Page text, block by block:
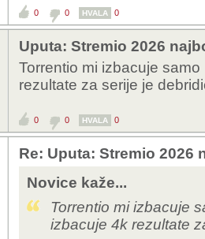
0 0 HVALA 0
Uputa: Stremio 2026
Torrentio mi izbacuje
rezultate za serije je
0 0 HVALA 0
Re: Uputa: Stremio 2026
Novice kaže...
Torrentio mi izbacuje
izbacuje 4k rezultate